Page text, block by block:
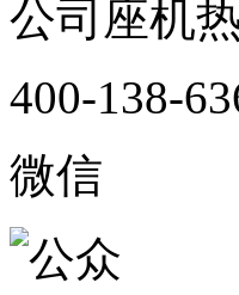
公司座机
400-138-
微信